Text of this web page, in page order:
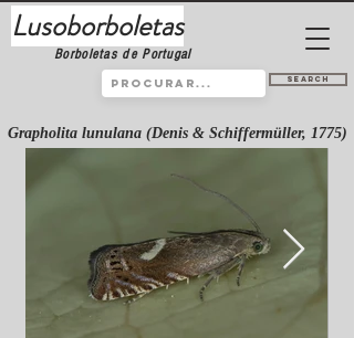
Lusoborboletas
Borboletas de Portugal
Search
Grapholita lunulana (Denis & Schiffermüller, 1775)